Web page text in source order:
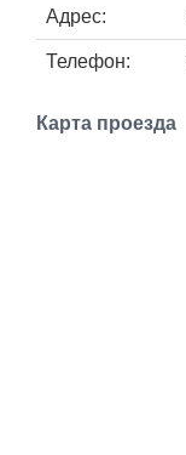
Афиша
Объявления
Транспорт
Адрес:
Телефон:
Карта проезда